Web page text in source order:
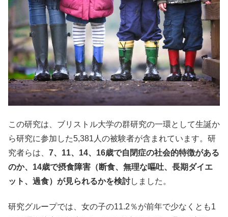
この研究は、ブリストル大学の群研究の一環として生誕か
ら研究に参加した5,381人の被験者が含まれています。研
究者らは、 7、11、14、16歳で自閉症の社会的特徴がある
のか、14歳で摂食障害（断食、無理な嘔吐、長期ダイエ
ット、過食）が見られるかを検討しました。
研究グループでは、女の子の11.2％が前年で少なくとも1